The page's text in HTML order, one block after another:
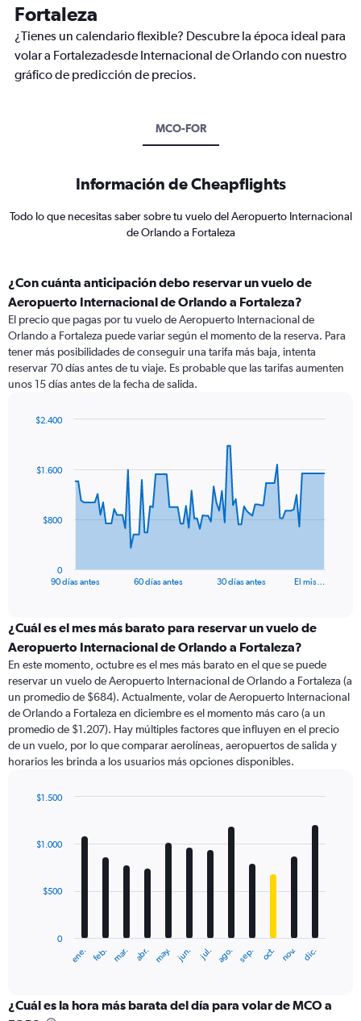
Fortaleza
¿Tienes un calendario flexible? Descubre la época ideal para
volar a Fortalezadesde Internacional de Orlando con nuestro
gráfico de predicción de precios.
MCO-FOR
Información de Cheapflights
Todo lo que necesitas saber sobre tu vuelo del Aeropuerto Internacional
de Orlando a Fortaleza
¿Con cuánta anticipación debo reservar un vuelo de
Aeropuerto Internacional de Orlando a Fortaleza?
El precio que pagas por tu vuelo de Aeropuerto Internacional de
Orlando a Fortaleza puede variar según el momento de la reserva. Para
tener más posibilidades de conseguir una tarifa más baja, intenta
reservar 70 días antes de tu viaje. Es probable que las tarifas aumenten
unos 15 días antes de la fecha de salida.
data
The
categories.
Range:
91
categories.
The
chart
has
1
Y
axis
values.
to
90 días antes 60 días antes 30 días antes El mis…
0
$800
$1.600
$2.400
¿Cuál es el mes más barato para reservar un vuelo de
Aeropuerto Internacional de Orlando a Fortaleza?
En este momento, octubre es el mes más barato en el que se puede
reservar un vuelo de Aeropuerto Internacional de Orlando a Fortaleza (a
un promedio de $684). Actualmente, volar de Aeropuerto Internacional
de Orlando a Fortaleza en diciembre es el momento más caro (a un
promedio de $1.207). Hay múltiples factores que influyen en el precio
de un vuelo, por lo que comparar aerolíneas, aeropuertos de salida y
horarios les brinda a los usuarios más opciones disponibles.
with
12
The
categories.
ene. feb. mar. abr. may. jun. jul. ago. sep. oct. nov. dic.
0
$500
$1.000
$1.500
¿Cuál es la hora más barata del día para volar de MCO a